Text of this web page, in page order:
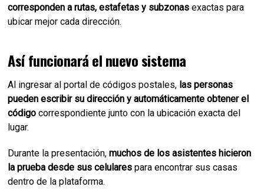
corresponden a rutas, estafetas y subzonas exactas para
ubicar mejor cada dirección.
Así funcionará el nuevo sistema
Al ingresar al portal de códigos postales, las personas
pueden escribir su dirección y automáticamente obtener el
códigocorrespondiente junto con la ubicación exacta del
lugar.
Durante la presentación,muchos de los asistentes hicieron
la prueba desde sus celulares para encontrar sus casas
dentro de la plataforma.